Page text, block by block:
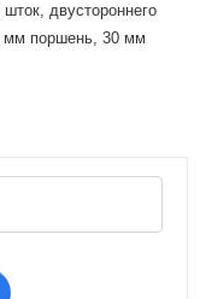
двустороннего
мм поршень, 30 мм